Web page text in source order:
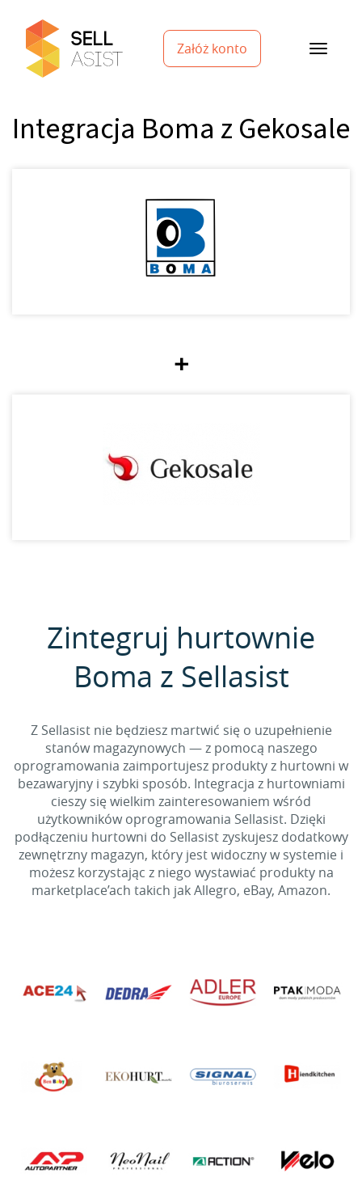
Załóż konto
Integracja Boma z Gekosale
+
Zintegruj hurtownie
Boma z Sellasist
Z Sellasist nie będziesz martwić się o uzupełnienie
stanów magazynowych — z pomocą naszego
oprogramowania zaimportujesz produkty z hurtowni w
bezawaryjny i szybki sposób. Integracja z hurtowniami
cieszy się wielkim zainteresowaniem wśród
użytkowników oprogramowania Sellasist. Dzięki
podłączeniu hurtowni do Sellasist zyskujesz dodatkowy
zewnętrzny magazyn, który jest widoczny w systemie i
możesz korzystając z niego wystawiać produkty na
marketplace’ach takich jak Allegro, eBay, Amazon.